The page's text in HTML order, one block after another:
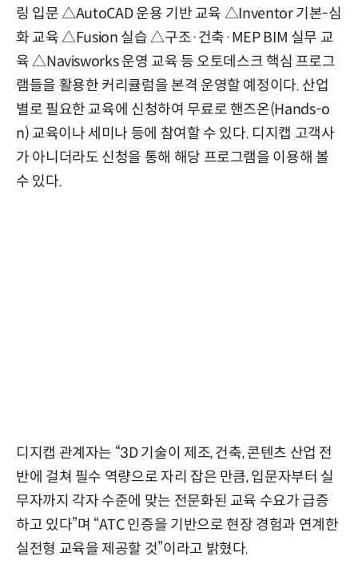
링 입문 △AutoCAD 운용 기반 교육 △Inventor 기본-심
화 교육 △Fusion 실습 △구조·건축·MEP BIM 실무 교
육 △Navisworks 운영 교육 등 오토데스크 핵심 프로그
램들을 활용한 커리큘럼을 본격 운영할 예정이다. 산업
별로 필요한 교육에 신청하여 무료로 핸즈온(Hands-o
n) 교육이나 세미나 등에 참여할 수 있다. 디지캡 고객사
가 아니더라도 신청을 통해 해당 프로그램을 이용해 볼
수 있다.
디지캡 관계자는 “3D 기술이 제조, 건축, 콘텐츠 산업 전
반에 걸쳐 필수 역량으로 자리 잡은 만큼, 입문자부터 실
무자까지 각자 수준에 맞는 전문화된 교육 수요가 급증
하고 있다”며 “ATC 인증을 기반으로 현장 경험과 연계한
실전형 교육을 제공할 것”이라고 밝혔다.